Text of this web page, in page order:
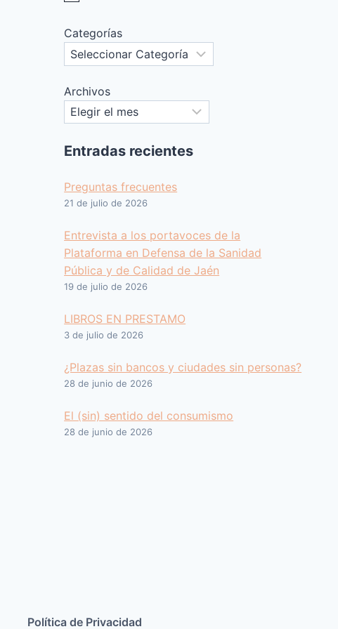
Categorías
Archivos
Entradas recientes
Preguntas frecuentes
21 de julio de 2026
Entrevista a los portavoces de la
Plataforma en Defensa de la Sanidad
Pública y de Calidad de Jaén
19 de julio de 2026
LIBROS EN PRESTAMO
3 de julio de 2026
¿Plazas sin bancos y ciudades sin personas?
28 de junio de 2026
El (sin) sentido del consumismo
28 de junio de 2026
Política de Privacidad